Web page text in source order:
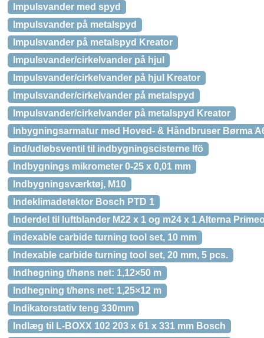
Impulsvander med spyd
Impulsvander på metalspyd
Impulsvander på metalspyd Kreator
Impulsvander/cirkelvander på hjul
Impulsvander/cirkelvander på hjul Kreator
Impulsvander/cirkelvander på metalspyd
Impulsvander/cirkelvander på metalspyd Kreator
Inbygningsarmatur med Hoved- & Håndbruser Børma
ind/udløbsventil til indbygningscisterne Ifö
Indbygnings mikrometer 0-25 x 0,01 mm
Indbygningsværktøj, M10
Indeklimadetektor Bosch PTD 1
Inderdel til luftblander M22 x 1 og m24 x 1 Alterna
indexable carbide turning tool set, 10 mm
Indexable carbide turning tool set, 20 mm, 5 pcs.
Indhegning t/høns net: 1,12×50 m
Indhegning t/høns net: 1,25×12 m
Indikatorstativ teng 330mm
Indlæg til L-BOXX 102 203 x 61 x 331 mm Bosch